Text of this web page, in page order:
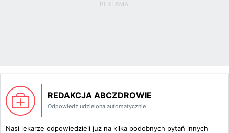
REDAKCJA ABCZDROWIE
Odpowiedź udzielona automatycznie
Nasi lekarze odpowiedzieli już na kilka podobnych pytań innych